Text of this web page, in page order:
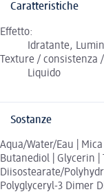
Caratteristiche
Effetto:
Idratante,
Texture / consistenza
Liquido
Sostanze
Aqua/Water/Eau |
Butanediol | Glycerin
Diisostearate/
Polyglyceryl-3 Dimer